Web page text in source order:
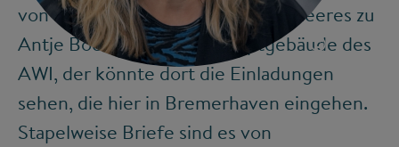
©
von der Lagerhalle am Rand des Meeres zu
Antje Boetius’ Büro im Hauptgebäude des
AWI, der könnte dort die Einladungen
sehen, die hier in Bremerhaven eingehen.
Stapelweise Briefe sind es von